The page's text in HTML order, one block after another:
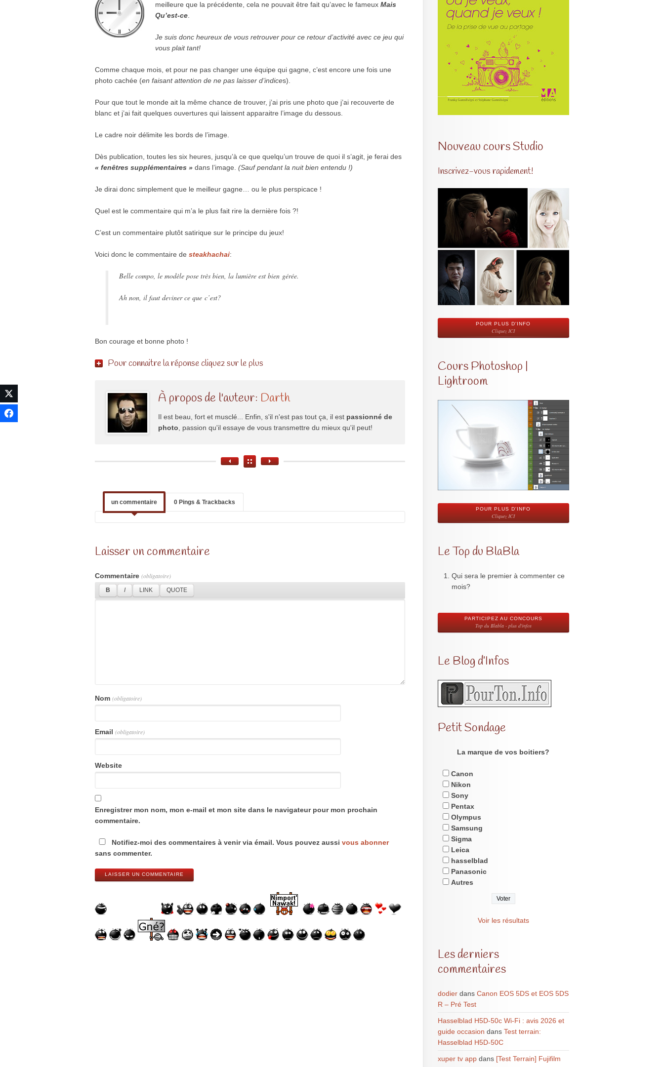
meilleure que la précédente, cela ne pouvait être fait qu’avec le fameux Mais
Qu’est-ce
Je suis donc heureux de vous retrouver pour ce retour d’activité avec ce jeu qui
vous plait tant!
Comme chaque mois, et pour ne pas changer une équipe qui gagne, c’est encore une fois une
photo cachée (en fai­sant atten­tion de ne pas lais­ser d’indices).
Pour que tout le monde ait la même chance de trou­ver, j’ai pris une photo que j’ai recou­verte de
blanc et j’ai fait quelques ouver­tures qui laissent appa­raitre l’image du dessous.
Le cadre noir déli­mite les bords de l’image.
Dès publication, toutes les six heures, jusqu’à ce que quelqu’un trouve de quoi il s’agit, je ferai des
« fenêtres sup­plé­men­taires » dans l’image. (Sauf pen­dant la nuit bien entendu !)
Je dirai donc sim­ple­ment que le meilleur gagne… ou le plus perspicace !
Quel est le commentaire qui m’a le plus fait rire la dernière fois ?!
C’est un commentaire plutôt satirique sur le principe du jeux!
Voici donc le commentaire de steakhachai:
Belle compo, le modèle pose très bien, la lumière est bien gérée.
Ah non, il faut devi­ner ce que c’est?
Bon courage et bonne photo !
Pour connaitre la réponse cliquez sur le plus
À propos de l'auteur: Darth
Il est beau, fort et musclé... Enfin, s'il n'est pas tout ça, il est passionné de
photo , passion qu'il essaye de vous transmettre du mieux qu'il peut!
un commentaire 0 Pings & Trackbacks
Laisser un commentaire
Commentaire (obligatoire)
Nom (obligatoire)
Email (obligatoire)
Website
Enregistrer mon nom, mon e-mail et mon site dans le navigateur pour mon prochain
commentaire.
Notifiez-moi des commentaires à venir via émail. Vous pouvez aussi vous abonner
sans commenter.
LAISSER UN COMMENTAIRE
Nouveau cours Studio
Inscrivez-vous rapidement!
POUR PLUS D'INFO
Cliquez ICI
Cours Photoshop |
Lightroom
POUR PLUS D'INFO
Cliquez ICI
Le Top du BlaBla
Qui sera le premier à commenter ce
mois?
PARTICIPEZ AU CONCOURS
Top du Blabla - plus d'infos
Le Blog d’Infos
Petit Sondage
La marque de vos boitiers?
Canon
Nikon
Sony
Pentax
Olympus
Samsung
Sigma
Leica
hasselblad
Panasonic
Autres
Voir les résultats
Les derniers
commentaires
dodierdans Canon EOS 5DS et EOS 5DS
R – Pré Test
Hasselblad H5D-50c Wi-Fi : avis 2026 et
guide occasion dans Test terrain:
Hasselblad H5D-50C
xuper tv appdans [Test Terrain] Fujifilm